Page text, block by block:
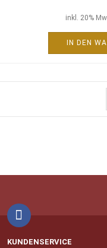
inkl. 20%
IN DEN
KUNDENSERVICE